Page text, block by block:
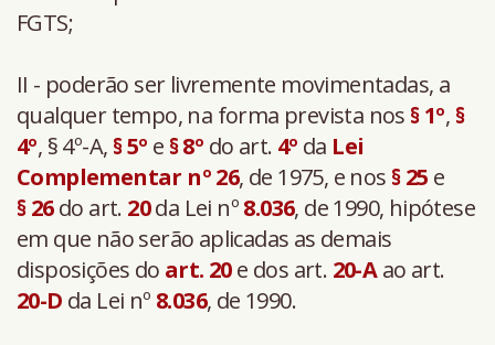
FGTS;
II - poderão ser livremente movimentadas, a
qualquer tempo, na forma prevista nos § 1º, §
4º, § 4º-A, § 5º e § 8º do art. 4º da Lei
Complementar nº26, de 1975, e nos § 25 e
§ 26do art. 20da Lei nº8.036, de 1990, hipótese
em que não serão aplicadas as demais
disposições do art. 20e dos art. 20-Aao art.
20-D da Lei nº 8.036, de 1990.